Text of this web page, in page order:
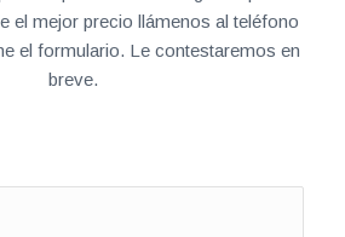
el mejor precio llámenos al teléfono
el formulario. Le contestaremos en
breve.